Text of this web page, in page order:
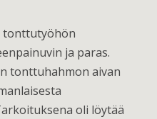
tonttutyöhön
ja paras.
tonttuhahmon aivan
oli löytää